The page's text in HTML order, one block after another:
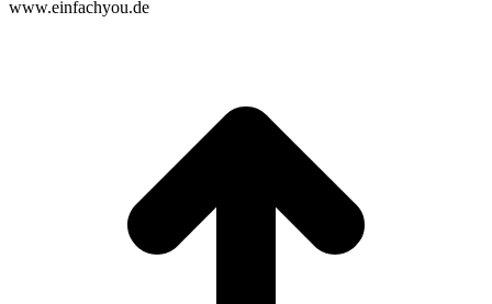
www.einfachyou.de